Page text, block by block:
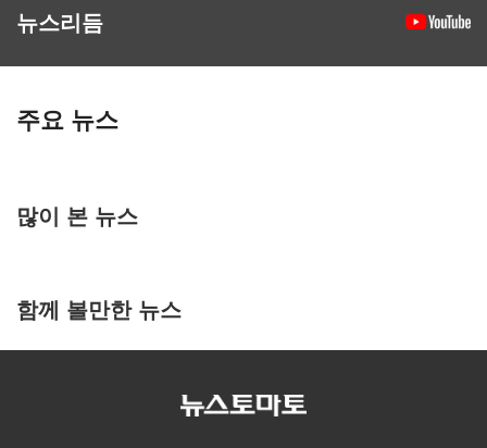
뉴스리듬
주요 뉴스
많이 본 뉴스
함께 볼만한 뉴스